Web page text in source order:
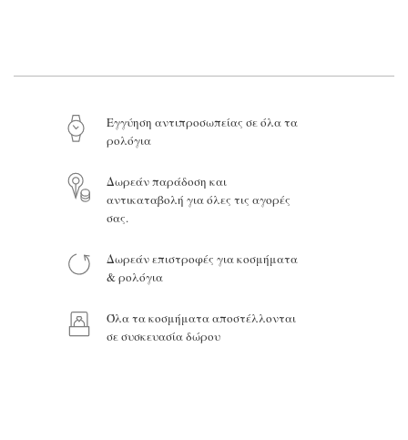
Eγγύηση αντιπροσωπείας σε όλα τα
ρολόγια
Δωρεάν παράδοση και
αντικαταβολή για όλες τις αγορές
σας.
Δωρεάν επιστροφές για κοσμήματα
& ρολόγια
Όλα τα κοσμήματα αποστέλλονται
σε συσκευασία δώρου